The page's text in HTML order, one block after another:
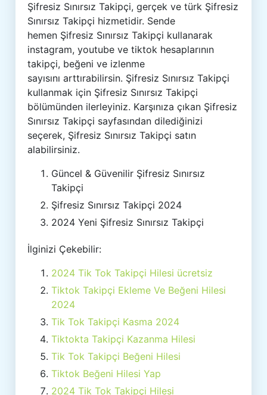
Şifresiz Sınırsız Takipçi, gerçek ve türk Şifresiz
Sınırsız Takipçi hizmetidir. Sende
hemen Şifresiz Sınırsız Takipçi kullanarak
instagram, youtube ve tiktok hesaplarının
takipçi, beğeni ve izlenme
sayısını arttırabilirsin. Şifresiz Sınırsız Takipçi
kullanmak için Şifresiz Sınırsız Takipçi
bölümünden ilerleyiniz. Karşınıza çıkan Şifresiz
Sınırsız Takipçi sayfasından dilediğinizi
seçerek, Şifresiz Sınırsız Takipçi satın
alabilirsiniz.
Güncel & Güvenilir Şifresiz Sınırsız
Takipçi
Şifresiz Sınırsız Takipçi 2024
2024 Yeni Şifresiz Sınırsız Takipçi
İlginizi Çekebilir:
2024 Tik Tok Takipçi Hilesi ücretsiz
Tiktok Takipçi Ekleme Ve Beğeni Hilesi
2024
Tik Tok Takipçi Kasma 2024
Tiktokta Takipçi Kazanma Hilesi
Tik Tok Takipçi Beğeni Hilesi
Tiktok Beğeni Hilesi Yap
2024 Tik Tok Takipçi Hilesi